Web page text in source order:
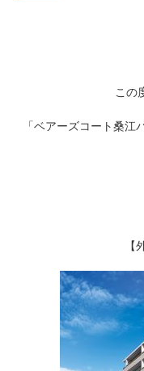
この
「ベアーズコート桑
【